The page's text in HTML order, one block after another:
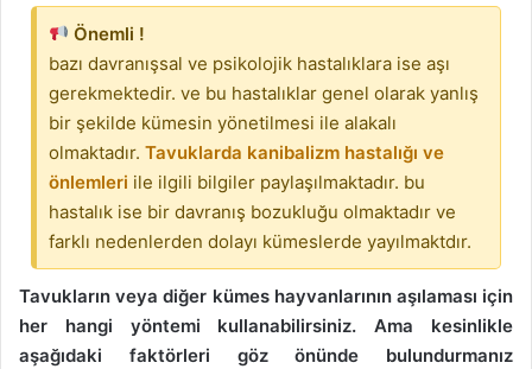
Önemli !
bazı davranışsal ve psikolojik hastalıklara ise aşı
gerekmektedir. ve bu hastalıklar genel olarak yanlış
bir şekilde kümesin yönetilmesi ile alakalı
olmaktadır. Tavuklarda kanibalizm hastalığı ve
önlemleri ile ilgili bilgiler paylaşılmaktadır. bu
hastalık ise bir davranış bozukluğu olmaktadır ve
farklı nedenlerden dolayı kümeslerde yayılmaktdır.
Tavukların veya diğer kümes hayvanlarının aşılaması için
her hangi yöntemi kullanabilirsiniz. Ama kesinlikle
aşağıdaki faktörleri göz önünde bulundurmanız